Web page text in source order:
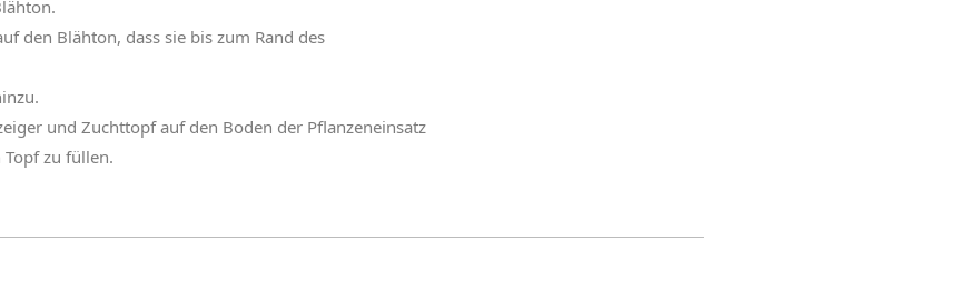
den Blähton, dass sie bis zum Rand des
und Zuchttopf auf den Boden der Pflanzeneinsatz
zu füllen.